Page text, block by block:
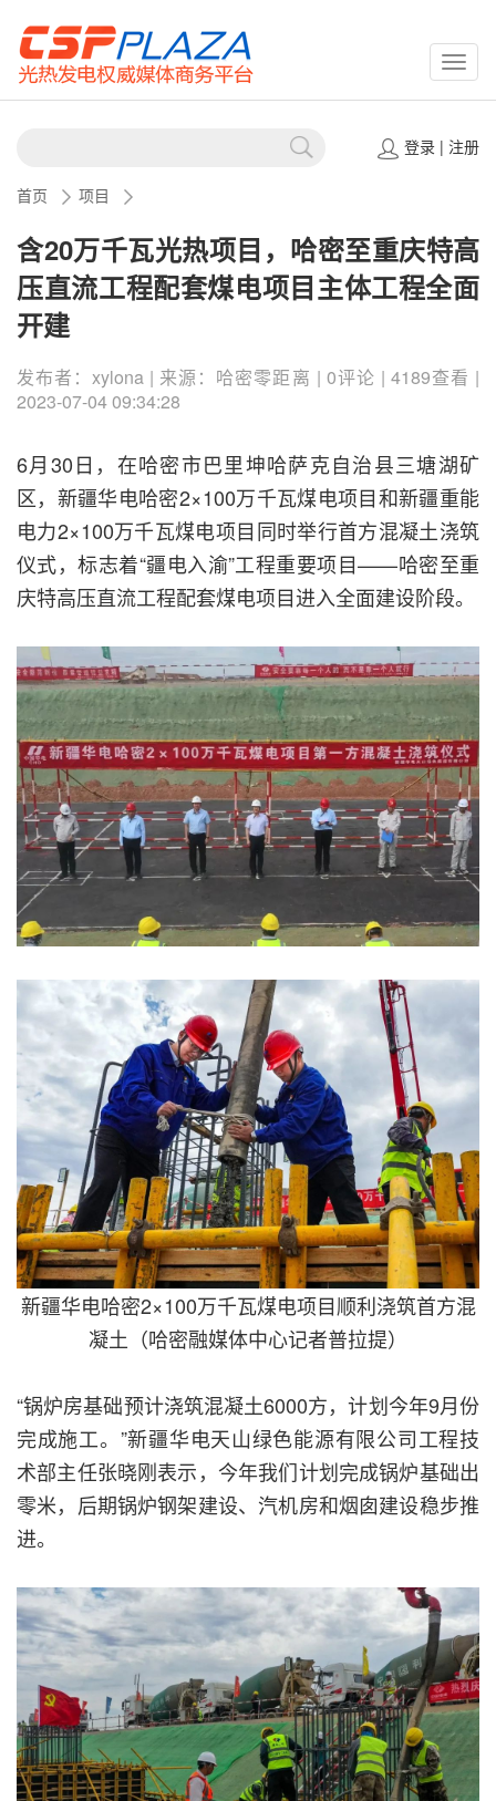
登录| 注册
首页 项目
含20万千瓦光热项目，哈密至重庆特高
压直流工程配套煤电项目主体工程全面
开建
发布者：xylona | 来源：哈密零距离 | 0评论 | 4189查看 |
2023-07-04 09:34:28
6月30日，在哈密市巴里坤哈萨克自治县三塘湖矿
区，新疆华电哈密2×100万千瓦煤电项目和新疆重能
电力2×100万千瓦煤电项目同时举行首方混凝土浇筑
仪式，标志着“疆电入渝”工程重要项目——哈密至重
庆特高压直流工程配套煤电项目进入全面建设阶段。
新疆华电哈密2×100万千瓦煤电项目顺利浇筑首方混
凝土（哈密融媒体中心记者普拉提）
“锅炉房基础预计浇筑混凝土6000方，计划今年9月份
完成施工。”新疆华电天山绿色能源有限公司工程技
术部主任张晓刚表示，今年我们计划完成锅炉基础出
零米，后期锅炉钢架建设、汽机房和烟囱建设稳步推
进。